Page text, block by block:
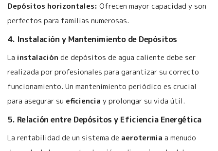
Depósitos horizontales: Ofrecen mayor capacidad y son
perfectos para familias numerosas.
4. Instalación y Mantenimiento de Depósitos
La instalación de depósitos de agua caliente debe ser
realizada por profesionales para garantizar su correcto
funcionamiento. Un mantenimiento periódico es crucial
para asegurar su eficiencia y prolongar su vida útil.
5. Relación entre Depósitos y Eficiencia Energética
La rentabilidad de un sistema de aerotermia a menudo